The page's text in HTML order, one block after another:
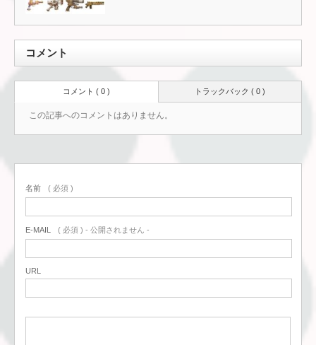
コメント
トラックバック ( 0 )
コメント ( 0 )
この記事へのコメントはありません。
名前 ( 必須 )
E-MAIL ( 必須 ) - 公開されません -
URL